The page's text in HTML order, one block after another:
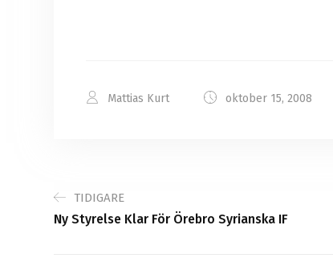
Mattias Kurt oktober 15, 2008
TIDIGARE
Ny Styrelse Klar För Örebro Syrianska IF